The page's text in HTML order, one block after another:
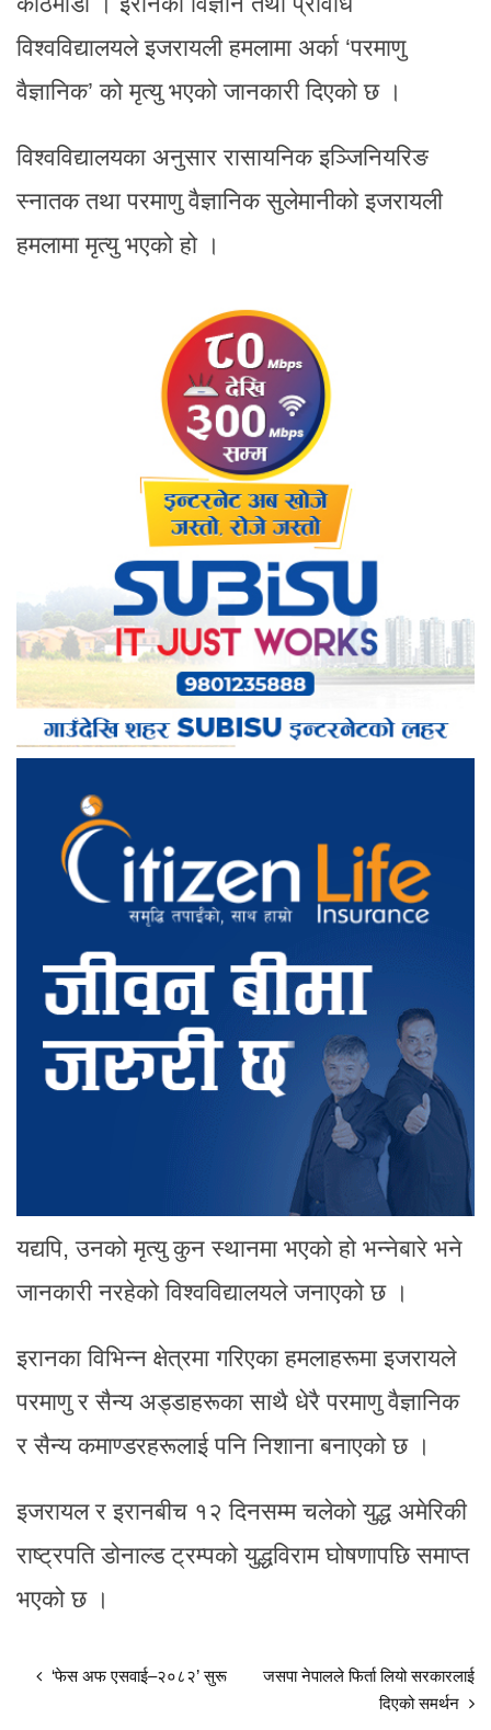
विश्वविद्यालयले इजरायली हमलामा अर्का ‘परमाणु
वैज्ञानिक’ को मृत्यु भएको जानकारी दिएको छ ।
विश्वविद्यालयका अनुसार रासायनिक इञ्जिनियरिङ
स्नातक तथा परमाणु वैज्ञानिक सुलेमानीको इजरायली
हमलामा मृत्यु भएको हो ।
यद्यपि, उनको मृत्यु कुन स्थानमा भएको हो भन्नेबारे भने
जानकारी नरहेको विश्वविद्यालयले जनाएको छ ।
इरानका विभिन्न क्षेत्रमा गरिएका हमलाहरूमा इजरायले
परमाणु र सैन्य अड्डाहरूका साथै धेरै परमाणु वैज्ञानिक
र सैन्य कमाण्डरहरूलाई पनि निशाना बनाएको छ ।
इजरायल र इरानबीच १२ दिनसम्म चलेको युद्ध अमेरिकी
राष्ट्रपति डोनाल्ड ट्रम्पको युद्धविराम घोषणापछि समाप्त
भएको छ ।
‘फेस अफ एसवाई–२०८२’ सुरू
जसपा नेपालले फिर्ता लियो सरकारलाई
दिएको समर्थन